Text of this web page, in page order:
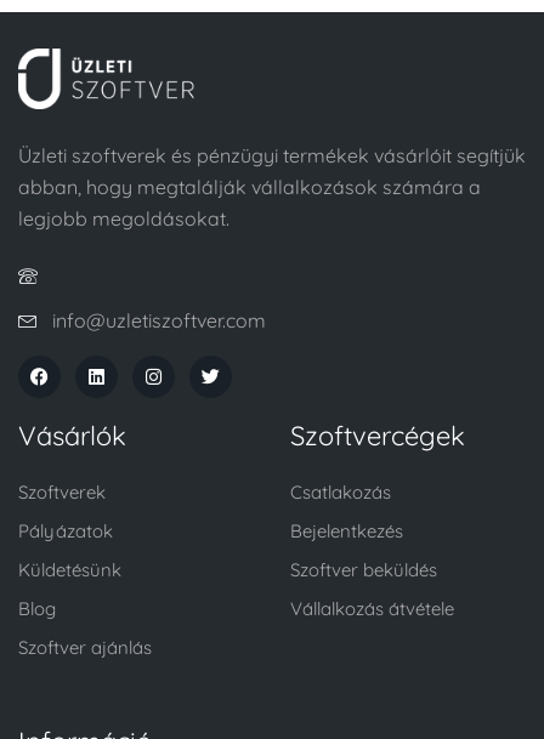
Üzleti szoftverek és pénzügyi termékek vásárlóit segítjük
abban, hogy megtalálják vállalkozások számára a
legjobb megoldásokat.
info@uzletiszoftver.com
Vásárlók
Szoftverek
Pályázatok
Küldetésünk
Blog
Szoftver ajánlás
Szoftvercégek
Csatlakozás
Bejelentkezés
Szoftver beküldés
Vállalkozás átvétele